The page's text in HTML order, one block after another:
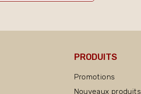
PRODUITS
Promotions
Nouveaux produits